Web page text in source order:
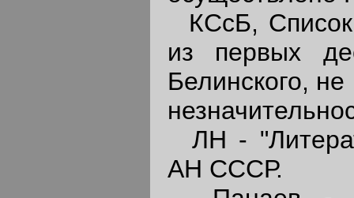
КСсБ,
из первых
Белинского,
ЛН -
АН СССР.